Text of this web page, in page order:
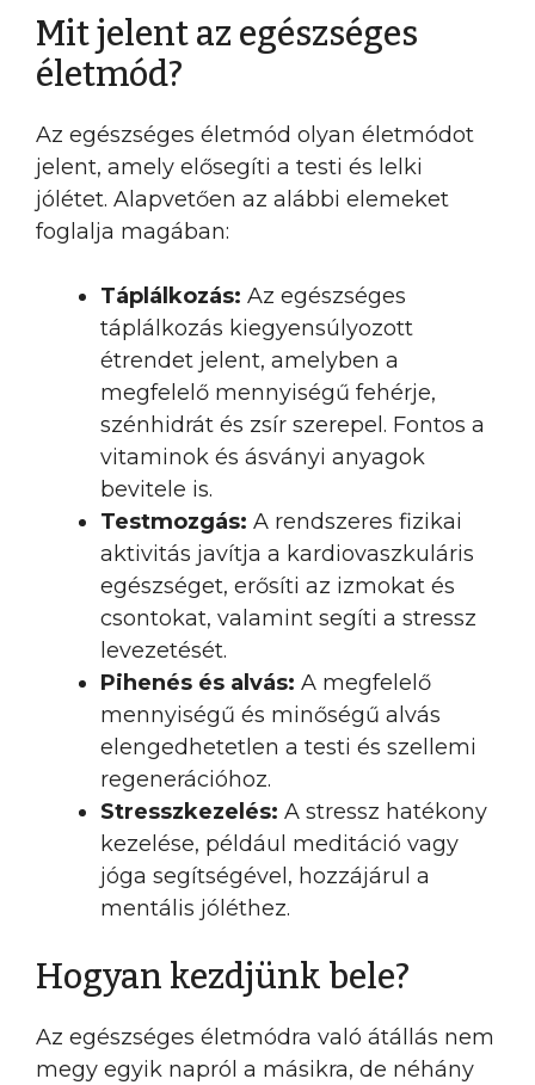
Mit jelent az egészséges
életmód?
Az egészséges életmód olyan életmódot
jelent, amely elősegíti a testi és lelki
jólétet. Alapvetően az alábbi elemeket
foglalja magában:
Táplálkozás: Az egészséges
táplálkozás kiegyensúlyozott
étrendet jelent, amelyben a
megfelelő mennyiségű fehérje,
szénhidrát és zsír szerepel. Fontos a
vitaminok és ásványi anyagok
bevitele is.
Testmozgás: A rendszeres fizikai
aktivitás javítja a kardiovaszkuláris
egészséget, erősíti az izmokat és
csontokat, valamint segíti a stressz
levezetését.
Pihenés és alvás: A megfelelő
mennyiségű és minőségű alvás
elengedhetetlen a testi és szellemi
regenerációhoz.
Stresszkezelés: A stressz hatékony
kezelése, például meditáció vagy
jóga segítségével, hozzájárul a
mentális jóléthez.
Hogyan kezdjünk bele?
Az egészséges életmódra való átállás nem
megy egyik napról a másikra, de néhány